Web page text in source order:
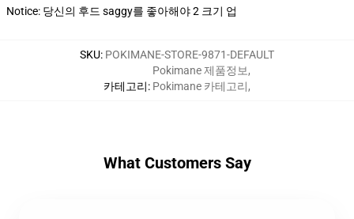
Notice: 당신의 후드 saggy를 좋아해야 2 크기 업
SKU: POKIMANE-STORE-9871-DEFAULT
카테고리:
Pokimane 제품정보,
Pokimane 카테고리,
What Customers Say